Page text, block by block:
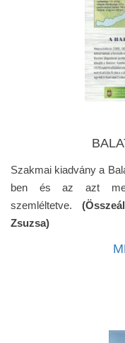
Szakmai kiadvány a
ben és az azt
szemléltetve.
Zsuzsa)